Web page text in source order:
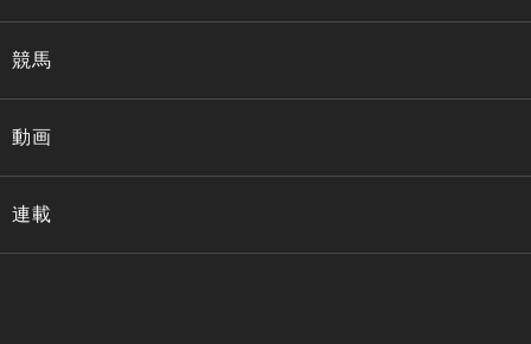
競馬
動画
連載